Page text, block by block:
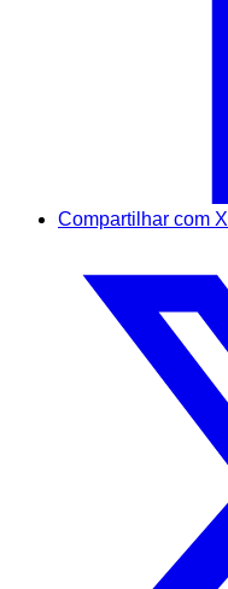
Compartilhar com X